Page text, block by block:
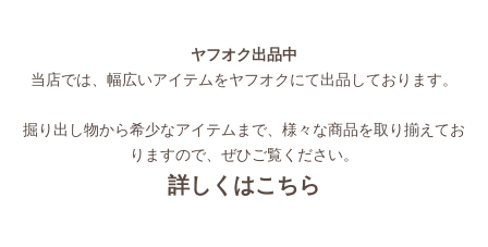
ヤフオク出品中
当店では、幅広いアイテムをヤフオクにて出品しております。
掘り出し物から希少なアイテムまで、様々な商品を取り揃えてお
りますので、ぜひご覧ください。
詳しくはこちら